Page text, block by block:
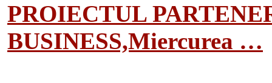
PROIECTUL
BUSINESS,Miercurea …